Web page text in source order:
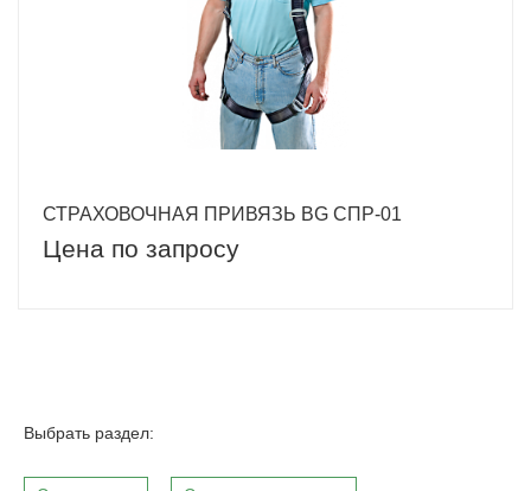
СТРАХОВОЧНАЯ ПРИВЯЗЬ BG СПР-01
Цена по запросу
Выбрать раздел: